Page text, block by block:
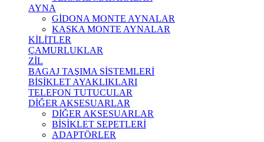
AYNA
GİDONA MONTE AYNALAR
KASKA MONTE AYNALAR
KİLİTLER
ÇAMURLUKLAR
ZİL
BAGAJ TAŞIMA SİSTEMLERİ
BİSİKLET AYAKLIKLARI
TELEFON TUTUCULAR
DİĞER AKSESUARLAR
DİĞER AKSESUARLAR
BİSİKLET SEPETLERİ
ADAPTÖRLER